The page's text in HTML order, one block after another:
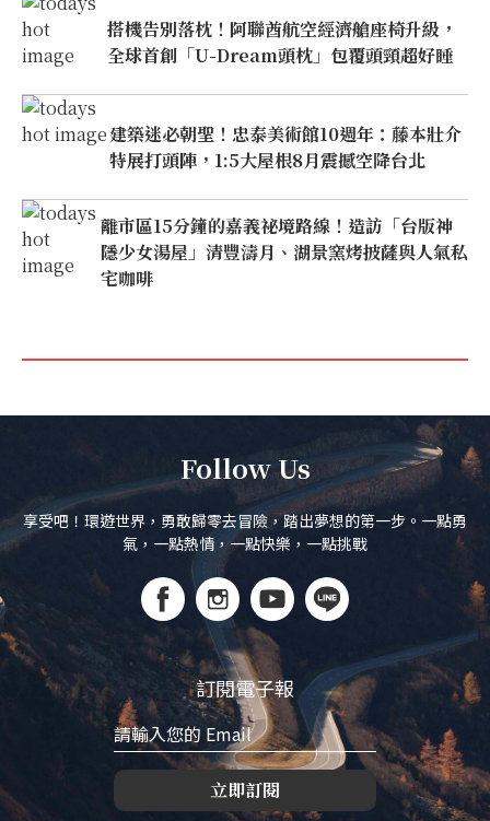
搭機告別落枕！阿聯酋航空經濟艙座椅升級，
全球首創「U-Dream頭枕」包覆頭頸超好睡
建築迷必朝聖！忠泰美術館10週年：藤本壯介
特展打頭陣，1:5大屋根8月震撼空降台北
離市區15分鐘的嘉義祕境路線！造訪「台版神
隱少女湯屋」清豐濤月、湖景窯烤披薩與人氣私
宅咖啡
Follow Us
享受吧！環遊世界，勇敢歸零去冒險，踏出夢想的第一步。一點勇
氣，一點熱情，一點快樂，一點挑戰
訂閱電子報
立即訂閱